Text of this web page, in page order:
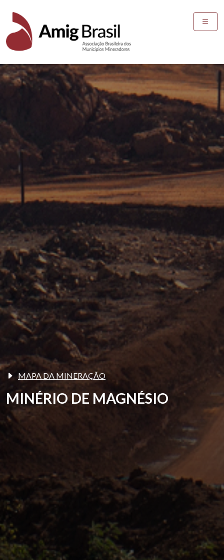
MAPA DA MINERAÇÃO
MINÉRIO DE MAGNÉSIO